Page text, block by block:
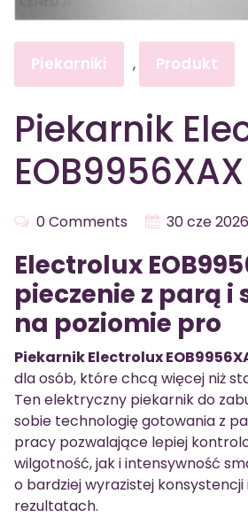
Piekarniki , Produkt
Piekarnik
EOB9956XAX
0 Comments 30 cze 2026
Electrolux
pieczenie z parą i
na poziomie pro
Piekarnik Electrolux
dla osób, które chcą więcej niż
Ten elektryczny piekarnik do
sobie technologię gotowania z
pracy pozwalające lepiej
wilgotność, jak i intensywność
o bardziej wyrazistej
rezultatach.